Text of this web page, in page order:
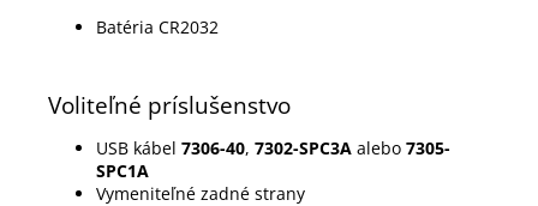
Batéria CR2032
Voliteľné príslušenstvo
USB kábel 7306-40, 7302-SPC3A alebo 7305-
SPC1A
Vymeniteľné zadné strany